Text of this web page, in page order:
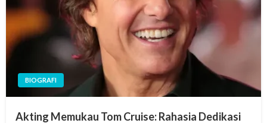
BIOGRAFI
Akting Memukau Tom Cruise: Rahasia Dedikasi